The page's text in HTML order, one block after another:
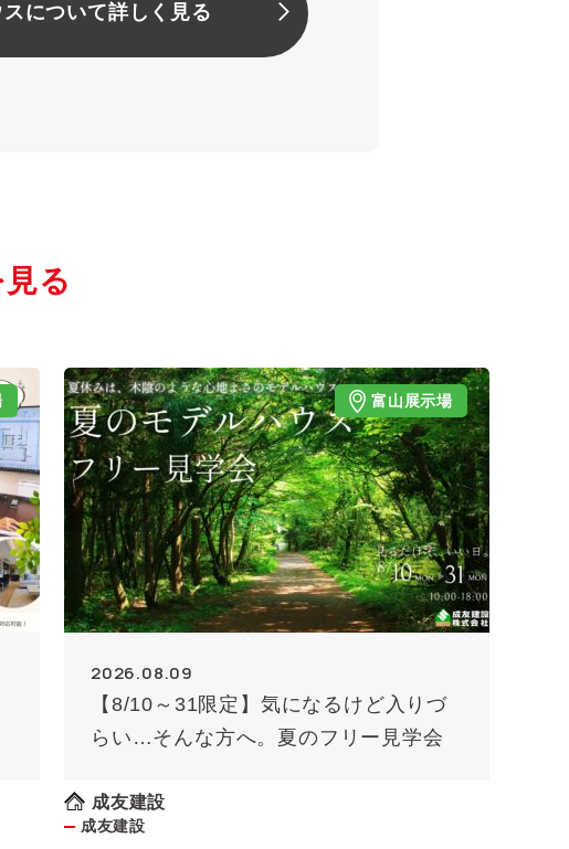
について詳しく見る
る
富山展示場
2026.08.09
【8/10～31限定】気になるけど入りづ
らい…そんな方へ。夏のフリー見学会
成友建設
成友建設